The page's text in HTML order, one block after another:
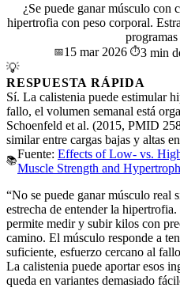
¿Se puede ganar músculo con
hipertrofia con peso corporal.
📅15 mar 2026 ⏱️3 min
💡
RESPUESTA RÁPIDA
Sí. La calistenia puede estimular
fallo, el volumen semanal está
Schoenfeld et al. (2015, PMID
similar entre cargas bajas y altas
📚Fuente: Effects of Low- vs.
Muscle Strength and
“No se puede ganar músculo real
estrecha de entender la
permite medir y subir kilos con
camino. El músculo responde a
suficiente, esfuerzo cercano al
La calistenia puede aportar esos
queda en variantes demasiado